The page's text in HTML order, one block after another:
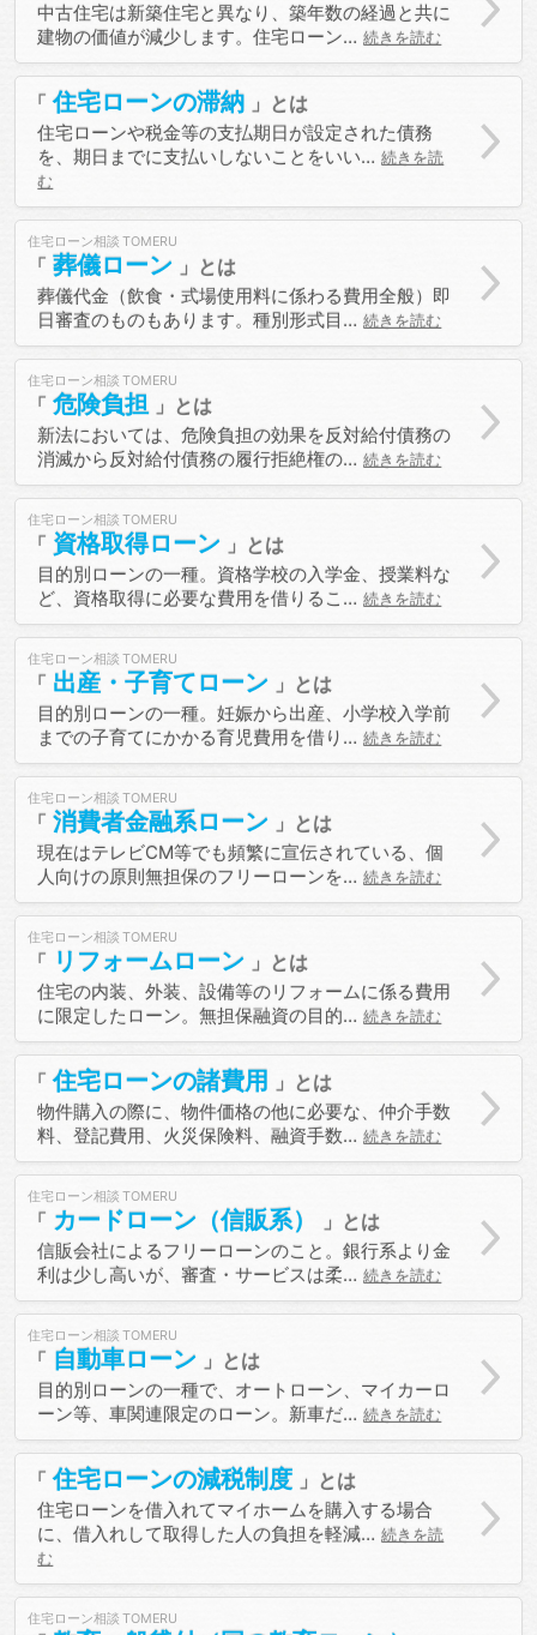
中古住宅は新築住宅と異なり、築年数の経過と共に
建物の価値が減少します。住宅ローン… 続きを読む
住宅ローンの滞納
住宅ローンや税金等の支払期日が設定された債務
を、期日までに支払いしないことをいい… 続きを読
む
住宅ローン相談
葬儀ローン
葬儀代金（飲食・式場使用料に係わる費用全般）即
日審査のものもあります。種別形式目… 続きを読む
住宅ローン相談
危険負担
新法においては、危険負担の効果を反対給付債務の
消滅から反対給付債務の履行拒絶権の… 続きを読む
住宅ローン相談
資格取得ローン
目的別ローンの一種。資格学校の入学金、授業料な
ど、資格取得に必要な費用を借りるこ… 続きを読む
住宅ローン相談
出産・子育てローン
目的別ローンの一種。妊娠から出産、小学校入学前
までの子育てにかかる育児費用を借り… 続きを読む
住宅ローン相談
消費者金融系ローン
現在はテレビCM等でも頻繁に宣伝されている、個
人向けの原則無担保のフリーローンを… 続きを読む
住宅ローン相談
リフォームローン
住宅の内装、外装、設備等のリフォームに係る費用
に限定したローン。無担保融資の目的… 続きを読む
住宅ローンの諸費用
物件購入の際に、物件価格の他に必要な、仲介手数
料、登記費用、火災保険料、融資手数… 続きを読む
住宅ローン相談
カードローン（信販系）
信販会社によるフリーローンのこと。銀行系より金
利は少し高いが、審査・サービスは柔… 続きを読む
住宅ローン相談
自動車ローン
目的別ローンの一種で、オートローン、マイカーロ
ーン等、車関連限定のローン。新車だ… 続きを読む
住宅ローンの減税制度
住宅ローンを借入れてマイホームを購入する場合
に、借入れして取得した人の負担を軽減… 続きを読
む
住宅ローン相談